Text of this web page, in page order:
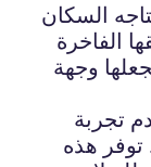
السكان
الفاخرة
وجهة
تجربة
توفر هذه